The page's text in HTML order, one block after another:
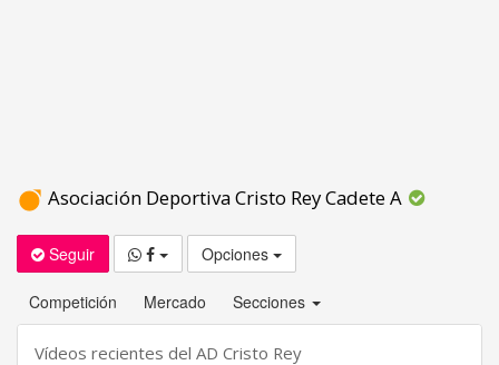
Asociación Deportiva Cristo Rey Cadete A
Seguir Opciones
Competición Mercado Secciones
Vídeos recientes del AD Cristo Rey